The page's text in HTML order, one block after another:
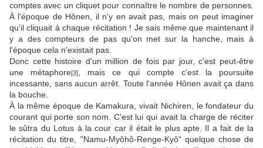
comptes avec un cliquet pour connaître le nombre de personnes.
À l'époque de Hônen, il n'y en avait pas, mais on peut imaginer
qu'il cliquait à chaque récitation ! Je sais même que maintenant il
y a des compteurs de pas qu'on met sur la hanche, mais à
l'époque cela n'existait pas.
Donc cette histoire d'un million de fois par jour, c'est peut-être
une métaphore[3]
, mais ce qui compte c'est la poursuite
incessante, sans aucun arrêt. Toute l'année Hônen avait ça dans
la bouche.
À la même époque de Kamakura, vivait Nichiren, le fondateur du
courant qui porte son nom. C'est lui qui avait la charge de réciter
le sûtra du Lotus à la cour car il était le plus apte. Il a fait de la
récitation du titre, "Namu-Myôhô-Renge-Kyô" quelque chose de